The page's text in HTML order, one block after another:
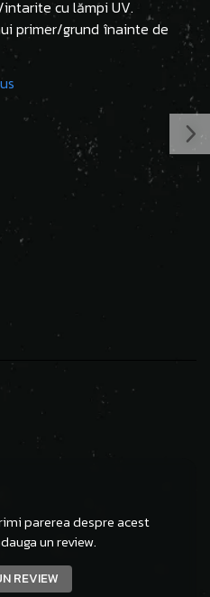
cu lămpi UV.
primer/grund înainte de
parerea despre acest
un review.
REVIEW